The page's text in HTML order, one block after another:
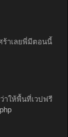
ร้าเลยพี่มีตอนนี้
าให้พื้นที่เวปฟรี